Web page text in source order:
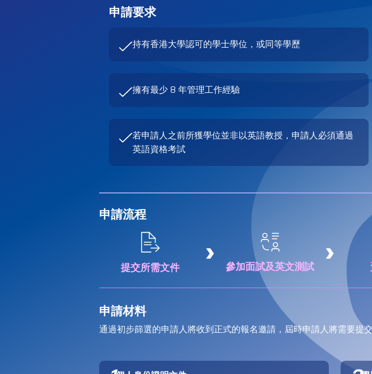
申請要求
持有香港大學認可的學士學位，或同等學歷
擁有最少 8 年管理工作經驗
若申請人之前所獲學位並非以英語教授，申請人必須通過
英語資格考試
申請流程
提交所需文件 參加面試及英文測試
申請材料
通過初步篩選的申請人將收到正式的報名邀請，屆時申請人將需要提